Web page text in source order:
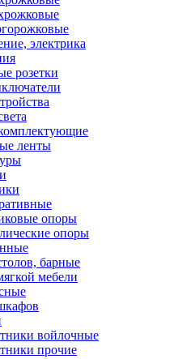
электрика
розетки
ленты
опоры
опоры
барные
мебели
войлочные
прочие